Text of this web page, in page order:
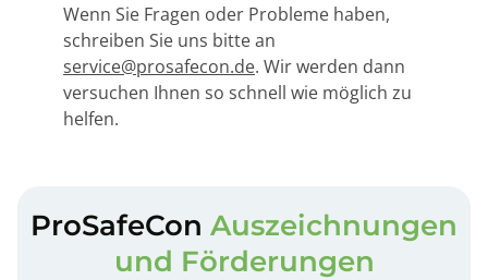
Wenn Sie Fragen oder Probleme haben,
schreiben Sie uns bitte an
service@prosafecon.de. Wir werden dann
versuchen Ihnen so schnell wie möglich zu
helfen.
ProSafeCon Auszeichnungen
und Förderungen